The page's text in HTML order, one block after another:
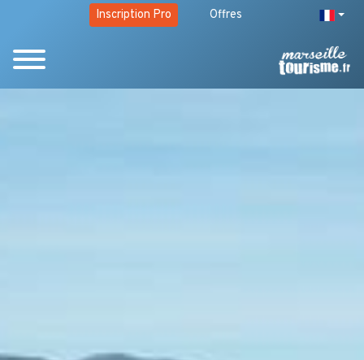
Inscription Pro Offres